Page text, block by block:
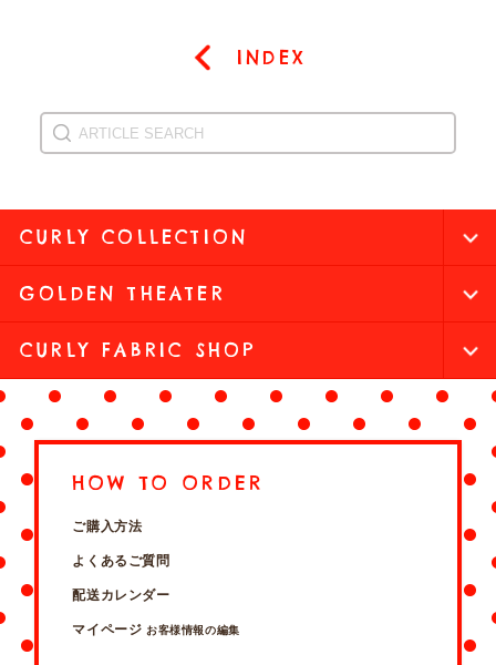
INDEX
CURLY COLLECTION
GOLDEN THEATER
CURLY FABRIC SHOP
HOW TO ORDER
ご購入方法
よくあるご質問
配送カレンダー
マイページ お客様情報の編集